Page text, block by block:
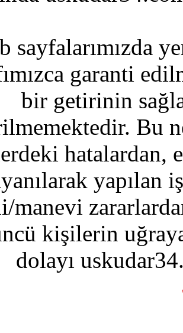
sayfalarımızda
garanti
bir getirinin
Bu
hatalardan,
yapılan
manevi
kişilerin
dolayı